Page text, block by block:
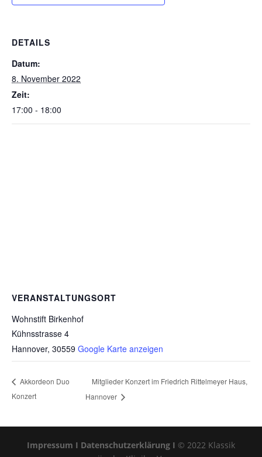
DETAILS
Datum:
8. November 2022
Zeit:
17:00 - 18:00
VERANSTALTUNGSORT
Wohnstift Birkenhof
Kühnsstrasse 4
Hannover, 30559 Google Karte anzeigen
Akkordeon Duo
Konzert
Mitglieder Konzert im Friedrich Rittelmeyer Haus,
Hannover
Impressum I Datenschutzerklärung I © 2022 Klassik